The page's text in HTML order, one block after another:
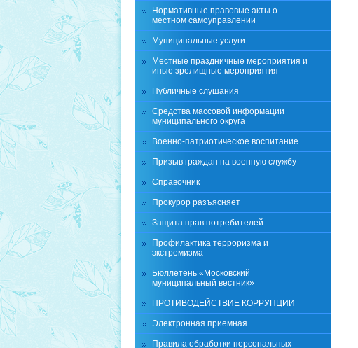
Нормативные правовые акты о
местном самоуправлении
Муниципальные услуги
Местные праздничные мероприятия и
иные зрелищные мероприятия
Публичные слушания
Средства массовой информации
муниципального округа
Военно-патриотическое воспитание
Призыв граждан на военную службу
Справочник
Прокурор разъясняет
Защита прав потребителей
Профилактика терроризма и
экстремизма
Бюллетень «Московский
муниципальный вестник»
ПРОТИВОДЕЙСТВИЕ КОРРУПЦИИ
Электронная приемная
Правила обработки персональных